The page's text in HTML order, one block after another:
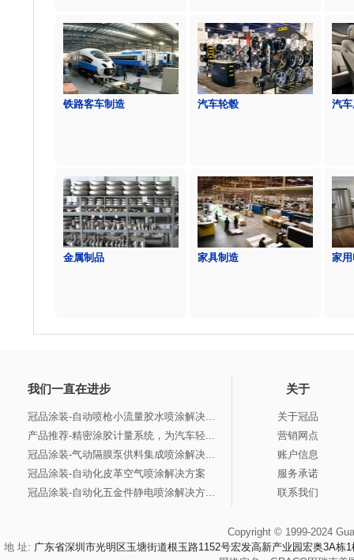
铁路客车制造 汽车轮毂 汽
金属制品 家具制造 家
我们一直在进步
冠品涂装-自动喷枪小流量胶水喷涂解决...
产品推荐-精密涂胶计量系统，为汽车轻...
冠品涂装-气动隔膜泵供料集成喷涂解决...
冠品涂装-自动化皮革空气喷涂解决方案
冠品涂装-自动化五金件静电喷涂解决方...
关于
关于冠品
营销网点
账户信息
服务承诺
联系我们
Copyright © 1999-2024
地 址: 广东省深圳市光明区玉塘街道根玉路1152号宏发高新产业园宏奥3A栋1